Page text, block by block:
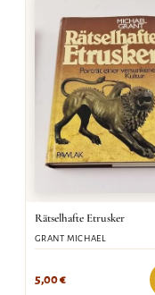
Rätselhafte Etrusker
GRANT MICHAEL
5,00€